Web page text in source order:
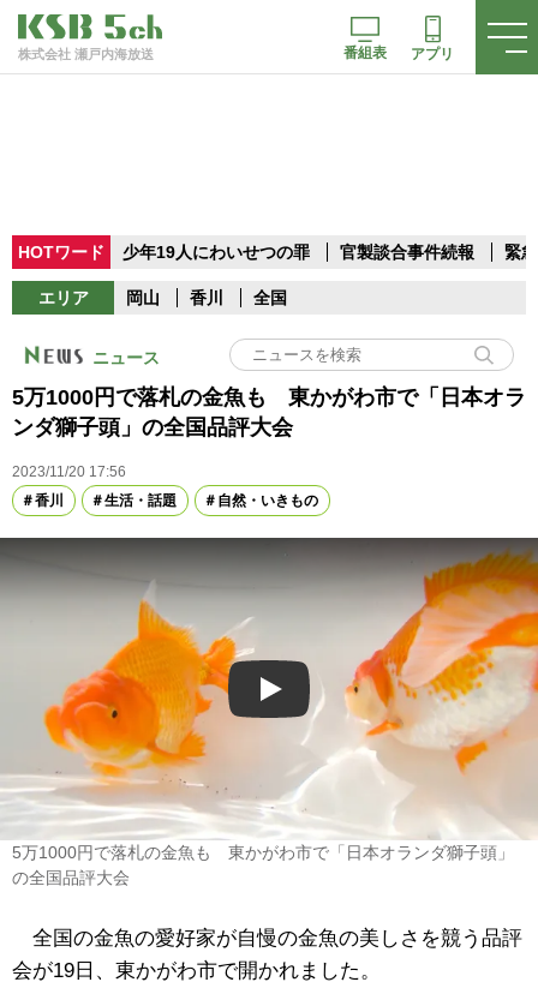
株式会社 瀬戸内海放送 番組表 アプリ
HOTワード 少年19人にわいせつの罪 官製談合事件続報 緊
エリア 岡山 香川 全国
ニュース
5万1000円で落札の金魚も 東かがわ市で「日本オラ
ンダ獅子頭」の全国品評大会
2023/11/20 17:56
香川
生活・話題 自然・いきもの
Play
5万1000円で落札の金魚も 東かがわ市で「日本オランダ獅子頭」
の全国品評大会
全国の金魚の愛好家が自慢の金魚の美しさを競う品評
会が19日、東かがわ市で開かれました。